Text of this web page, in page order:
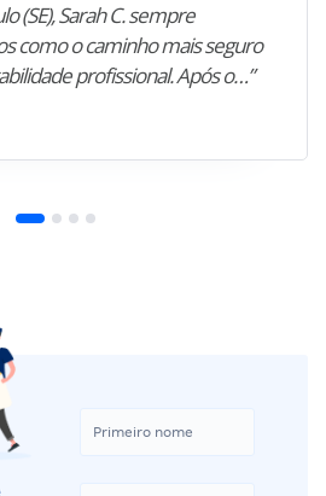
(SE), Sarah C. sempre
como o caminho mais seguro
profissional. Após o…”